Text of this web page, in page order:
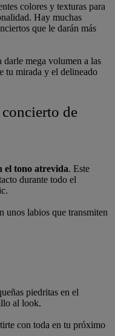
colores y texturas para
Hay muchas
que le darán más
darle mega volumen a las
tu mirada y el delineado
de
el tono atrevida. Este
durante todo el
unos labios que transmiten
piedritas en el
al look.
con toda en tu próximo